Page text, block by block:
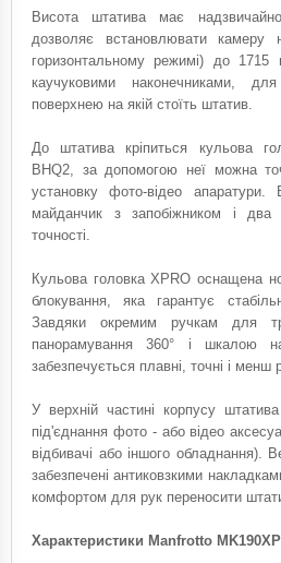
Висота штатива має
дозволяє встановлювати
горизонтальному режимі) до 1715
каучуковими наконечниками,
поверхнею на якій стоїть штатив.
До штатива кріпиться кульова
BHQ2, за допомогою неї можна
установку фото-відео
майданчик з запобіжником і два
точності.
Кульова головка XPRO оснащена
блокування, яка гарантує
Завдяки окремим ручкам для
панорамування 360° і шкалою
забезпечується плавні, точні і менш
У верхній частині корпусу
під'єднання фото - або відео
відбивачі або іншого обладнання).
забезпечені антиковзкими
комфортом для рук переносити
Характеристики Manfrotto